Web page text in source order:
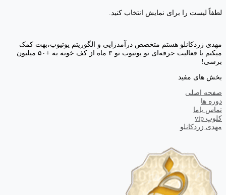
لطفاً لیست را برای نمایش انتخاب کنید.
مهدی زردکانلو هستم متخصص درآمدزایی و الگوریتم یوتیوب،بهت کمک
میکنم با فعالیت حرفه‌ای تو یوتیوب تو ۳ ماه از کف خونه به +۵۰ میلیون
برسی!
بخش های مفید
صفحه اصلی
دوره ها
تماس باما
کلوپ vip
مهدی زردکانلو